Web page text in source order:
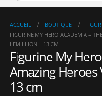
ACCUEIL BOUTIQUE
FIGURINE MY HERO ACADEMIA –
LEMILLION – 13 CM
Figurine My
Amazing Heroes
13 cm